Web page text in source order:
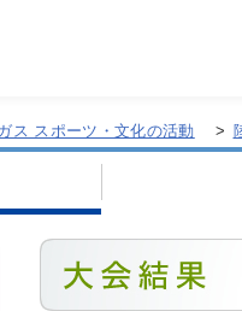
ス スポーツ・文化の活動 >